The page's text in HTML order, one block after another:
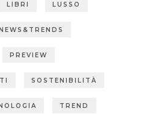
LIBRI LUSSO
NEWS&TRENDS
PREVIEW
SOSTENIBILITÀ
TREND